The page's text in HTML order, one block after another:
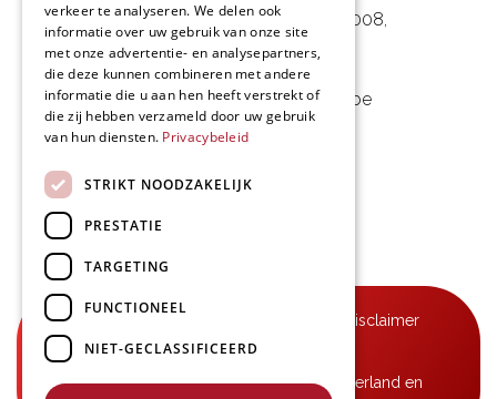
Noorwegenstraat 29D, Haven 8008,
9940 Evergem, BE
09 253 49 57-mail@delmo.be
BE 0768.656.308
Volg ons
Disclaimer
-Algemene voorwaarden
B2B-leveringen in België, Frankrijk, Nederland en
verkeer te analyseren. We delen ook
informatie over uw gebruik van onze site
met onze advertentie- en analysepartners,
die deze kunnen combineren met andere
informatie die u aan hen heeft verstrekt of
die zij hebben verzameld door uw gebruik
van hun diensten. Privacybeleid
STRIKT NOODZAKELIJK
PRESTATIE
TARGETING
FUNCTIONEEL
NIET-GECLASSIFICEERD